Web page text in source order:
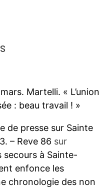
Martelli. « L’union
: beau travail ! »
de presse sur Sainte
– Reve 86 sur
secours à Sainte-
enfonce les
chronologie des non